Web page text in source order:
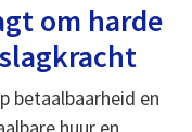
om harde
betaalbaarheid en